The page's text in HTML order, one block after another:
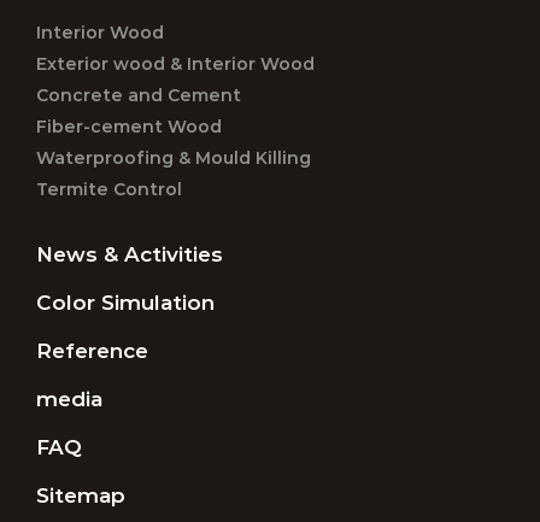
Interior Wood
Exterior wood & Interior Wood
Concrete and Cement
Fiber-cement Wood
Waterproofing & Mould Killing
Termite Control
News & Activities
Color Simulation
Reference
media
FAQ
Sitemap